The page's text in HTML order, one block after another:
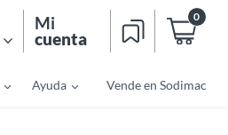
Mi
cuenta
0
Ayuda Vende en Sodimac